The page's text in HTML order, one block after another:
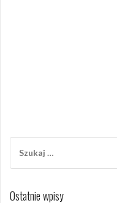
Ostatnie wpisy